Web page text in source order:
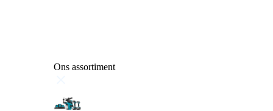
Ons assortiment